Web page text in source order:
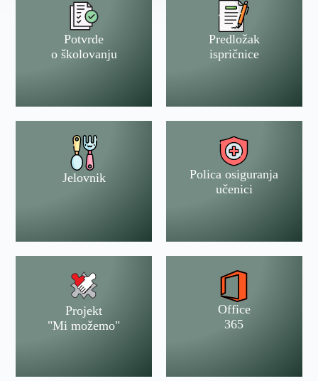
Potvrde
o školovanju
Predložak
ispričnice
Jelovnik
Polica osiguranja
učenici
Projekt
"Mi možemo"
Office
365